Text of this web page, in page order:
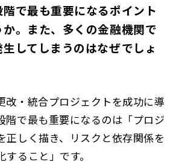
で最も重要になるポイント
。また、多くの金融機関で
してしまうのはなぜでしょ
改・統合プロジェクトを成功に導
階で最も重要になるのは「プロジ
正しく描き、リスクと依存関係を
ること」です。